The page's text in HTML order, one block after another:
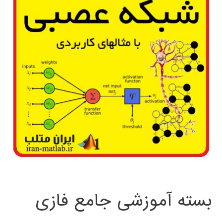
بسته آموزشی جامع فازی